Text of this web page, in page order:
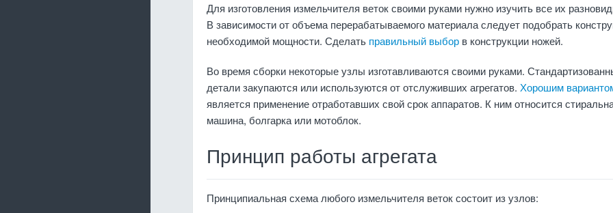
Для изготовления измельчителя веток своими руками нужно изучить все их
В зависимости от объема перерабатываемого материала следует подобрать
необходимой мощности. Сделать правильный выбор в конструкции ножей.
Во время сборки некоторые узлы изготавливаются своими руками.
детали закупаются или используются от отслуживших агрегатов. Хорошим
является применение отработавших свой срок аппаратов. К ним относится
машина, болгарка или мотоблок.
Принцип работы агрегата
Принципиальная схема любого измельчителя веток состоит из узлов: